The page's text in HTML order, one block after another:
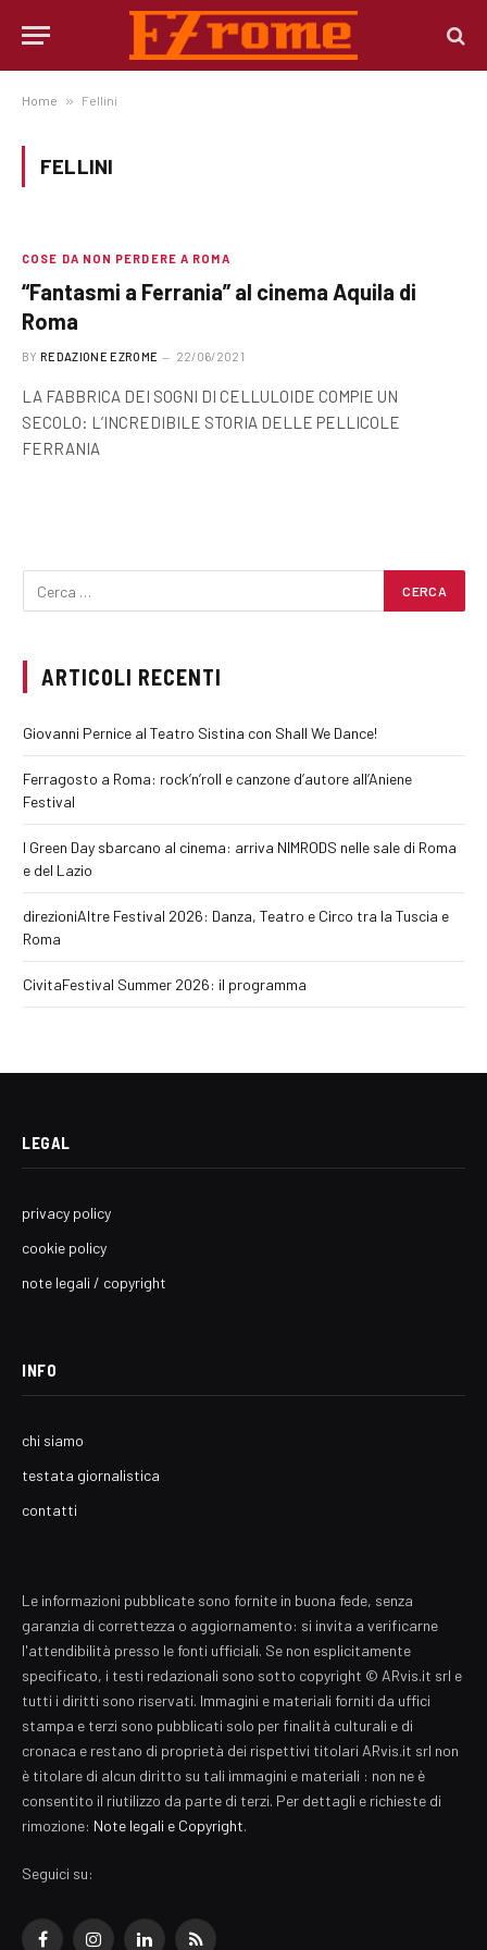
Home » Fellini
FELLINI
COSE DA NON PERDERE A ROMA
“Fantasmi a Ferrania” al cinema Aquila di
Roma
BY REDAZIONE EZROME 22/06/2021
LA FABBRICA DEI SOGNI DI CELLULOIDE COMPIE UN
SECOLO: L’INCREDIBILE STORIA DELLE PELLICOLE
FERRANIA
ARTICOLI RECENTI
Giovanni Pernice al Teatro Sistina con Shall We Dance!
Ferragosto a Roma: rock’n’roll e canzone d’autore all’Aniene
Festival
I Green Day sbarcano al cinema: arriva NIMRODS nelle sale di Roma
e del Lazio
direzioniAltre Festival 2026: Danza, Teatro e Circo tra la Tuscia e
Roma
CivitaFestival Summer 2026: il programma
LEGAL
privacy policy
cookie policy
note legali / copyright
INFO
chi siamo
testata giornalistica
contatti
Le informazioni pubblicate sono fornite in buona fede, senza
garanzia di correttezza o aggiornamento: si invita a verificarne
l'attendibilità presso le fonti ufficiali. Se non esplicitamente
specificato, i testi redazionali sono sotto copyright © ARvis.it srl e
tutti i diritti sono riservati. Immagini e materiali forniti da uffici
stampa e terzi sono pubblicati solo per finalità culturali e di
cronaca e restano di proprietà dei rispettivi titolari ARvis.it srl non
è titolare di alcun diritto su tali immagini e materiali : non ne è
consentito il riutilizzo da parte di terzi. Per dettagli e richieste di
rimozione: Note legali e Copyright.
Seguici su: